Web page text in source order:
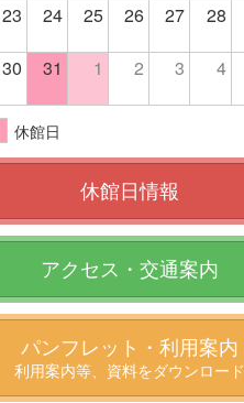
23 24 25 26 27 28
30 31 1 2 3 4
休館日
休館日情報
アクセス・交通案内
パンフレット・利用案内
利用案内等、資料をダウンロード